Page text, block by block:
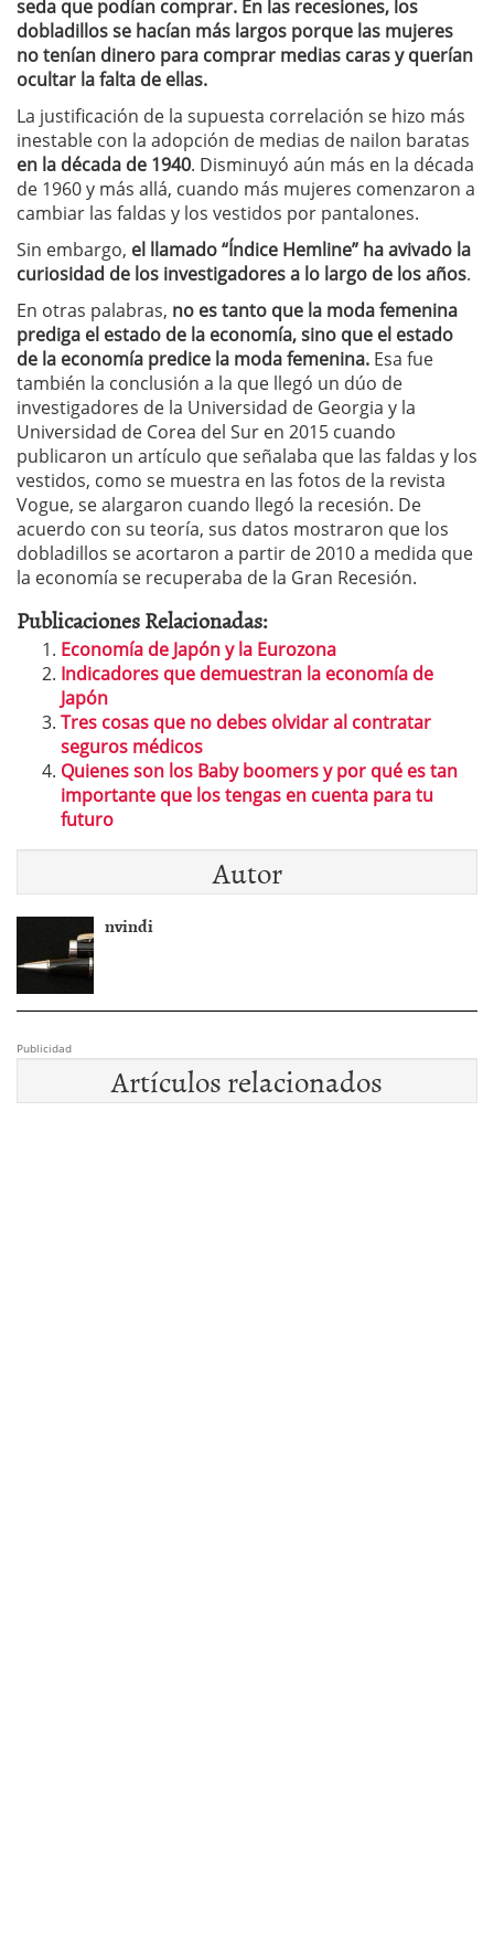
seda que podían comprar. En las recesiones, los
dobladillos se hacían más largos porque las mujeres
no tenían dinero para comprar medias caras y querían
ocultar la falta de ellas.
La justificación de la supuesta correlación se hizo más
inestable con la adopción de medias de nailon baratas
en la década de 1940. Disminuyó aún más en la década
de 1960 y más allá, cuando más mujeres comenzaron a
cambiar las faldas y los vestidos por pantalones.
Sin embargo, el llamado “Índice Hemline” ha avivado la
curiosidad de los investigadores a lo largo de los años.
En otras palabras, no es tanto que la moda femenina
prediga el estado de la economía, sino que el estado
de la economía predice la moda femenina. Esa fue
también la conclusión a la que llegó un dúo de
investigadores de la Universidad de Georgia y la
Universidad de Corea del Sur en 2015 cuando
publicaron un artículo que señalaba que las faldas y los
vestidos, como se muestra en las fotos de la revista
Vogue, se alargaron cuando llegó la recesión. De
acuerdo con su teoría, sus datos mostraron que los
dobladillos se acortaron a partir de 2010 a medida que
la economía se recuperaba de la Gran Recesión.
Publicaciones Relacionadas:
Economía de Japón y la Eurozona
Indicadores que demuestran la economía de
Japón
Tres cosas que no debes olvidar al contratar
seguros médicos
Quienes son los Baby boomers y por qué es tan
importante que los tengas en cuenta para tu
futuro
Autor
nvindi
Publicidad
Artículos relacionados